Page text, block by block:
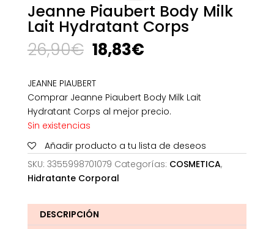
Jeanne Piaubert Body Milk
Lait Hydratant Corps
26,90€ El
precio
original
era:
26,90€.
18,83€El
es:
18,83€.
JEANNE PIAUBERT
Comprar Jeanne Piaubert Body Milk Lait
Hydratant Corps al mejor precio.
Sin existencias
Añadir producto a tu lista de deseos
SKU: 3355998701079 Categorías: COSMETICA,
Hidratante Corporal
DESCRIPCIÓN